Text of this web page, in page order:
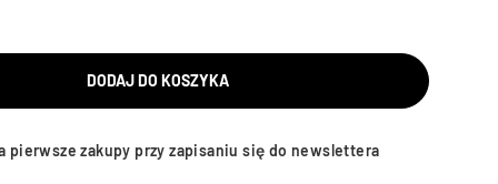
DODAJ DO KOSZYKA
pierwsze zakupy przy zapisaniu się do newslettera